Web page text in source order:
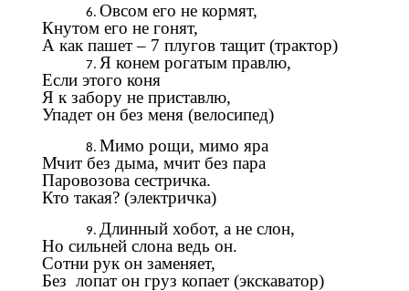
Овсом его не кормят,
Кнутом его не гонят,
А как пашет – 7 плугов тащит (трактор)
Я конем рогатым правлю,
Если этого коня
Я к забору не приставлю,
Упадет он без меня (велосипед)
Мимо рощи, мимо яра
Мчит без дыма, мчит без пара
Паровозова сестричка.
Кто такая? (электричка)
Длинный хобот, а не слон,
Но сильней слона ведь он.
Сотни рук он заменяет,
Без лопат он груз копает (экскаватор)